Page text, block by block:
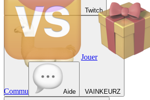
Twitch
VAINKEURZ
Jouer
Commu Aide